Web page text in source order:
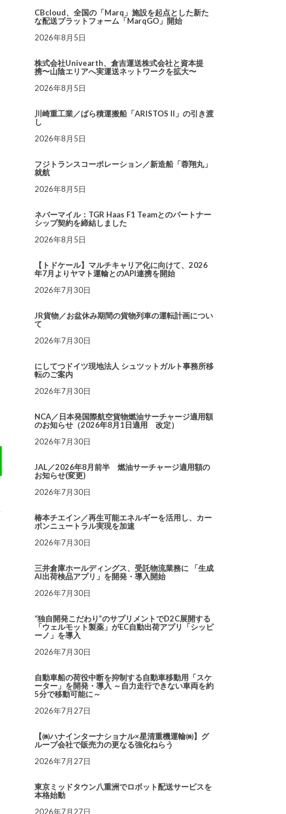
CBcloud、全国の「Marq」施設を起点とした新た
な配送プラットフォーム「MarqGO」開始
2026年8月5日
株式会社Univearth、倉吉運送株式会社と資本提
携〜山陰エリアへ実運送ネットワークを拡大〜
2026年8月5日
川崎重工業／ばら積運搬船「ARISTOS II」の引き渡
し
2026年8月5日
フジトランスコーポレーション／新造船「蓉翔丸」
就航
2026年8月5日
ネバーマイル：TGR Haas F1 Teamとのパートナー
シップ契約を締結しました
2026年8月5日
【トドケール】マルチキャリア化に向けて、2026
年7月よりヤマト運輸とのAPI連携を開始
2026年7月30日
JR貨物／お盆休み期間の貨物列車の運転計画につい
て
2026年7月30日
にしてつドイツ現地法人 シュツットガルト事務所移
転のご案内
2026年7月30日
NCA／日本発国際航空貨物燃油サーチャージ適用額
のお知らせ（2026年8月1日適用 改定）
2026年7月30日
JAL／2026年8月前半 燃油サーチャージ適用額の
お知らせ(変更)
2026年7月30日
椿本チエイン／再生可能エネルギーを活用し、カー
ボンニュートラル実現を加速
2026年7月30日
三井倉庫ホールディングス、受託物流業務に 「生成
AI出荷検品アプリ」を開発・導入開始
2026年7月30日
“独自開発こだわり”のサプリメントでD2C展開する
「ウェルモット製薬」がEC自動出荷アプリ「シッピ
ーノ」を導入
2026年7月30日
自動車船の荷役中断を抑制する自動車移動用「スケ
ーター」を開発・導入 ～自力走行できない車両を約
5分で移動可能に～
2026年7月27日
【㈱ハナインターナショナル×星清重機運輸㈱】グ
ループ会社で販売力の更なる強化ねらう
2026年7月27日
東京ミッドタウン八重洲でロボット配送サービスを
本格始動
2026年7月27日